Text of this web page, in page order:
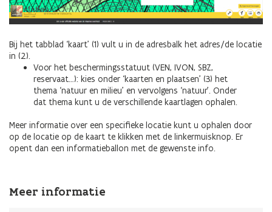
Bij het tabblad ‘kaart’ (1) vult u in de adresbalk het adres/de locatie
in (2).
Voor het beschermingsstatuut (VEN, IVON, SBZ,
reservaat…): kies onder ‘kaarten en plaatsen’ (3) het
thema ‘natuur en milieu’ en vervolgens ‘natuur’. Onder
dat thema kunt u de verschillende kaartlagen ophalen.
Meer informatie over een specifieke locatie kunt u ophalen door
op de locatie op de kaart te klikken met de linkermuisknop. Er
opent dan een informatieballon met de gewenste info.
Meer informatie